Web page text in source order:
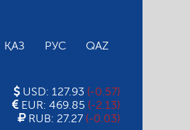
ҚАЗ РУС QAZ
USD: 127.93 (-0.57)
EUR: 469.85 (-2.13)
RUB: 27.27 (-0.03)